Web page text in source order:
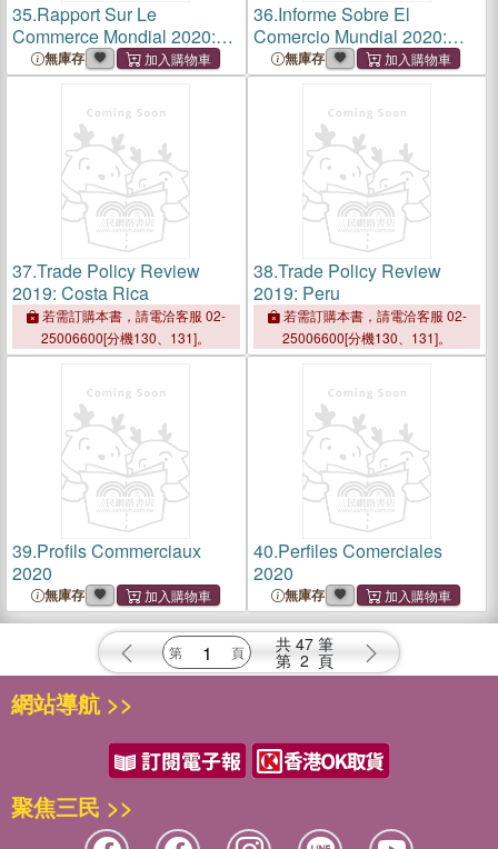
35.Rapport Sur Le
Commerce Mondial 2020:
Les Politiques Publiques
Visant À Promouvoir
l'Innovation À l'Ère
Numérique
無庫存
36.Informe Sobre El
Comercio Mundial 2020:
Políticas Gubernamentales
Para Promover La
Innovación En La Era Digital
無庫存
37.Trade Policy Review
2019: Costa Rica
若需訂購本書，請電洽客服 02-
25006600[分機130、131]。
38.Trade Policy Review
2019: Peru
若需訂購本書，請電洽客服 02-
25006600[分機130、131]。
39.Profils Commerciaux
2020
無庫存
40.Perfiles Comerciales
2020
無庫存
共 47 筆
第 2 頁
網站導航 >>
聚焦三民 >>